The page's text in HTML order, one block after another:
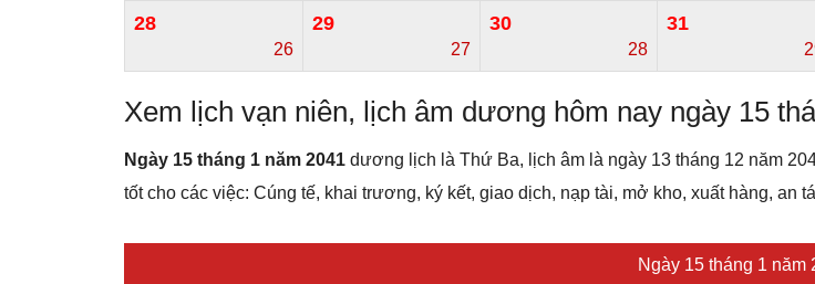
28
26
29
27
30
28
31
Xem lịch vạn niên, lịch âm dương hôm nay ngày 15
Ngày 15 tháng 1 năm 2041 dương lịch là Thứ Ba, lịch âm là ngày 13 tháng 12 năm
tốt cho các việc: Cúng tế, khai trương, ký kết, giao dịch, nạp tài, mở kho, xuất hàng, an
Ngày 15 tháng 1 năm